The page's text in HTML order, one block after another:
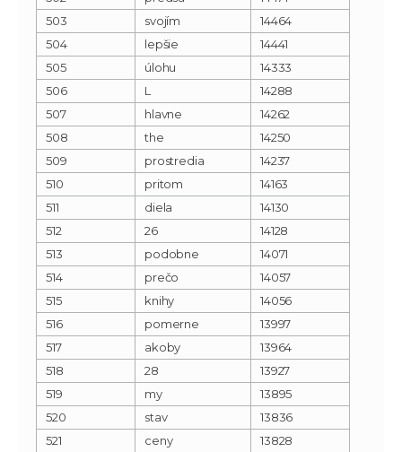
503
svojím
14464
504
lepšie
14441
505
úlohu
14333
506
L
14288
507
hlavne
14262
508
the
14250
509
prostredia
14237
510
pritom
14163
511
diela
14130
512
26
14128
513
podobne
14071
514
prečo
14057
515
knihy
14056
516
pomerne
13997
517
akoby
13964
518
28
13927
519
my
13895
520
stav
13836
521
ceny
13828